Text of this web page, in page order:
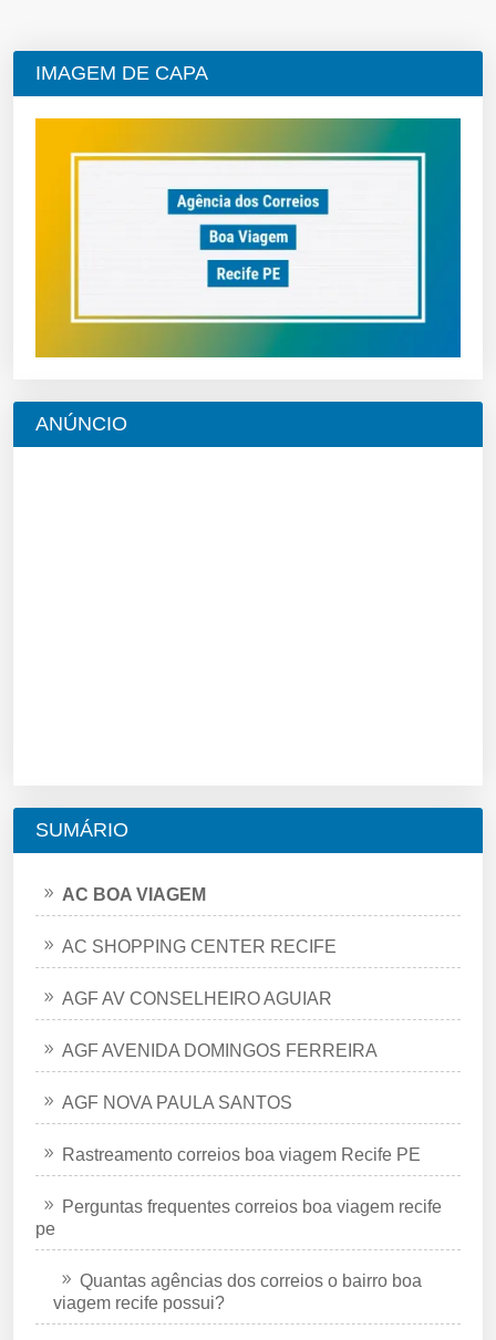
IMAGEM DE CAPA
ANÚNCIO
SUMÁRIO
AC BOA VIAGEM
AC SHOPPING CENTER RECIFE
AGF AV CONSELHEIRO AGUIAR
AGF AVENIDA DOMINGOS FERREIRA
AGF NOVA PAULA SANTOS
Rastreamento correios boa viagem Recife PE
Perguntas frequentes correios boa viagem recife
pe
Quantas agências dos correios o bairro boa
viagem recife possui?